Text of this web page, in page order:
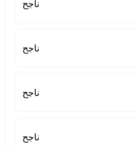
ناجح
ناجح
ناجح
ناجح